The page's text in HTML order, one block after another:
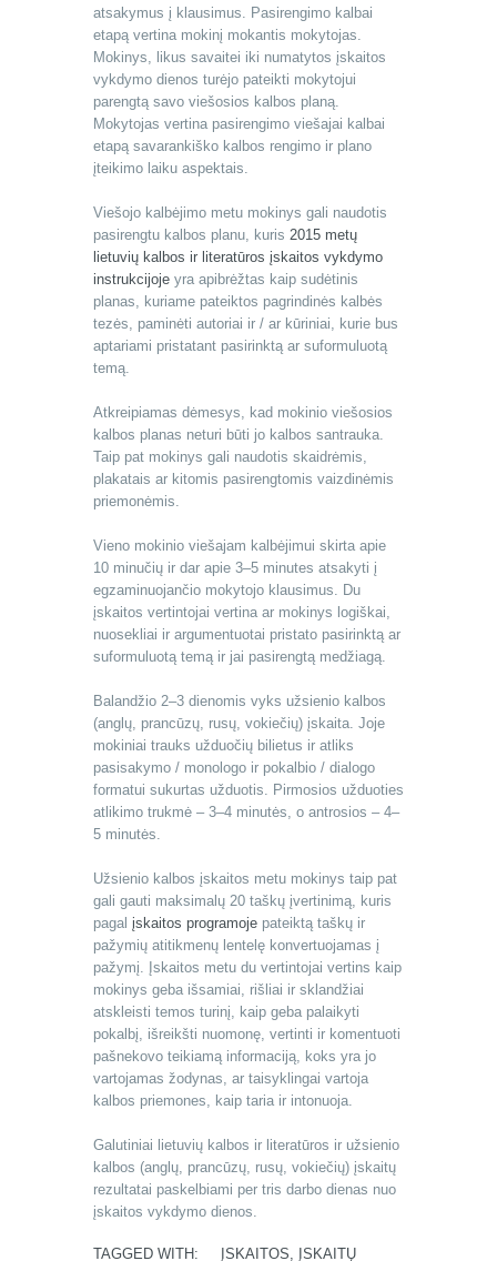
atsakymus į klausimus. Pasirengimo kalbai
etapą vertina mokinį mokantis mokytojas.
Mokinys, likus savaitei iki numatytos įskaitos
vykdymo dienos turėjo pateikti mokytojui
parengtą savo viešosios kalbos planą.
Mokytojas vertina pasirengimo viešajai kalbai
etapą savarankiško kalbos rengimo ir plano
įteikimo laiku aspektais.
Viešojo kalbėjimo metu mokinys gali naudotis
pasirengtu kalbos planu, kuris 2015 metų
lietuvių kalbos ir literatūros įskaitos vykdymo
instrukcijoje yra apibrėžtas kaip sudėtinis
planas, kuriame pateiktos pagrindinės kalbės
tezės, paminėti autoriai ir / ar kūriniai, kurie bus
aptariami pristatant pasirinktą ar suformuluotą
temą.
Atkreipiamas dėmesys, kad mokinio viešosios
kalbos planas neturi būti jo kalbos santrauka.
Taip pat mokinys gali naudotis skaidrėmis,
plakatais ar kitomis pasirengtomis vaizdinėmis
priemonėmis.
Vieno mokinio viešajam kalbėjimui skirta apie
10 minučių ir dar apie 3–5 minutes atsakyti į
egzaminuojančio mokytojo klausimus. Du
įskaitos vertintojai vertina ar mokinys logiškai,
nuosekliai ir argumentuotai pristato pasirinktą ar
suformuluotą temą ir jai pasirengtą medžiagą.
Balandžio 2–3 dienomis vyks užsienio kalbos
(anglų, prancūzų, rusų, vokiečių) įskaita. Joje
mokiniai trauks užduočių bilietus ir atliks
pasisakymo / monologo ir pokalbio / dialogo
formatui sukurtas užduotis. Pirmosios užduoties
atlikimo trukmė – 3–4 minutės, o antrosios – 4–
5 minutės.
Užsienio kalbos įskaitos metu mokinys taip pat
gali gauti maksimalų 20 taškų įvertinimą, kuris
pagal įskaitos programoje pateiktą taškų ir
pažymių atitikmenų lentelę konvertuojamas į
pažymį. Įskaitos metu du vertintojai vertins kaip
mokinys geba išsamiai, rišliai ir sklandžiai
atskleisti temos turinį, kaip geba palaikyti
pokalbį, išreikšti nuomonę, vertinti ir komentuoti
pašnekovo teikiamą informaciją, koks yra jo
vartojamas žodynas, ar taisyklingai vartoja
kalbos priemones, kaip taria ir intonuoja.
Galutiniai lietuvių kalbos ir literatūros ir užsienio
kalbos (anglų, prancūzų, rusų, vokiečių) įskaitų
rezultatai paskelbiami per tris darbo dienas nuo
įskaitos vykdymo dienos.
TAGGED WITH: ĮSKAITOS ĮSKAITŲ